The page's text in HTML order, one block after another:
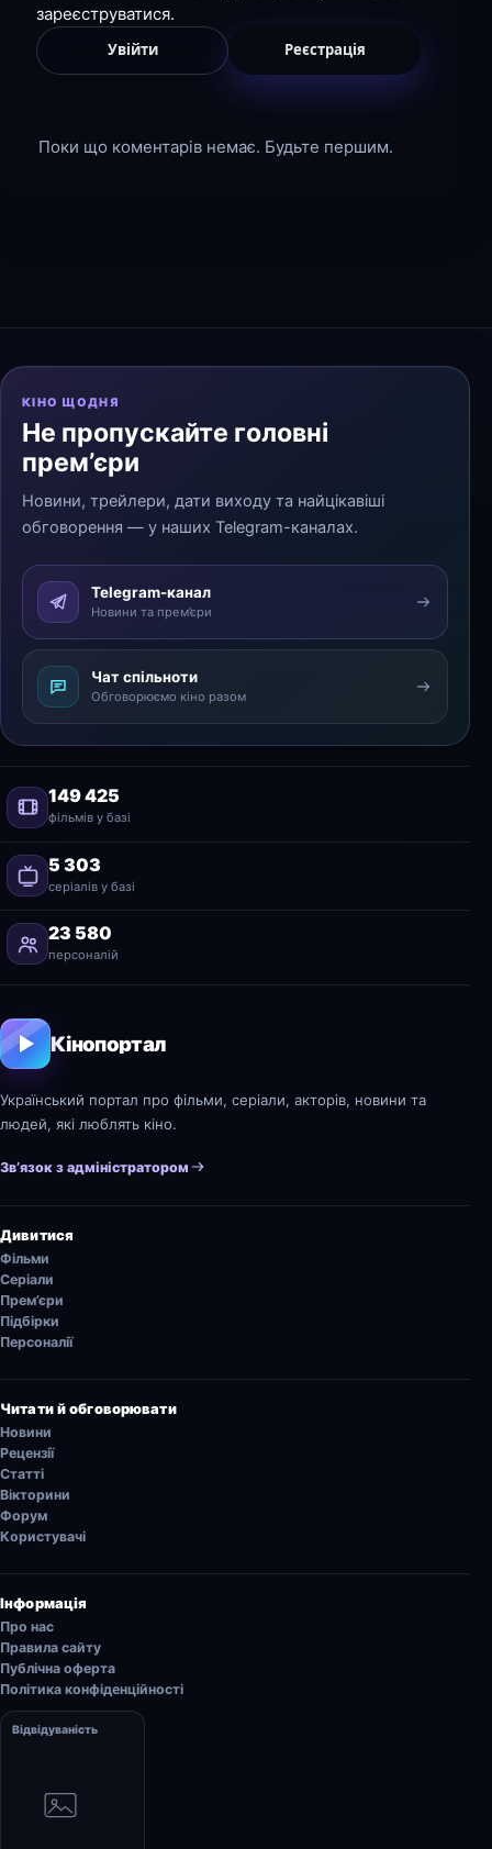
зареєструватися.
Увійти Реєстрація
Поки що коментарів немає. Будьте першим.
КІНО ЩОДНЯ
Не пропускайте головні
прем’єри
Новини, трейлери, дати виходу та найцікавіші
обговорення — у наших Telegram-каналах.
Telegram-канал
Новини та прем’єри
Чат спільноти
Обговорюємо кіно разом
149 425
фільмів у базі
5 303
серіалів у базі
23 580
персоналій
Кінопортал
Український портал про фільми, серіали, акторів, новини та
людей, які люблять кіно.
Зв’язок з адміністратором
Дивитися
Фільми
Серіали
Прем’єри
Підбірки
Персоналії
Читати й обговорювати
Новини
Рецензії
Статті
Вікторини
Форум
Користувачі
Інформація
Про нас
Правила сайту
Публічна оферта
Політика конфіденційності
Відвідуваність